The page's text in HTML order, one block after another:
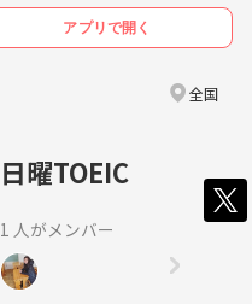
アプリで開く
全国
日曜TOEIC
1 人がメンバー